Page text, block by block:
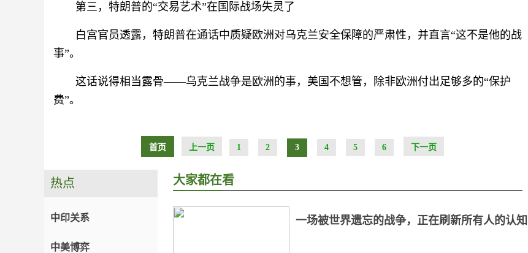
第三，特朗普的“交易艺术”在国际战场失灵了
白宫官员透露，特朗普在通话中质疑欧洲对乌克兰安全保障的严肃性，并直言“这不是他的战
事”。
这话说得相当露骨——乌克兰战争是欧洲的事，美国不想管，除非欧洲付出足够多的“保护
费”。
首页 上一页 1 2 3 4 5 6 下一页
热点
中印关系
中美博弈
大家都在看
一场被世界遗忘的战争，正在刷新所有人的认知